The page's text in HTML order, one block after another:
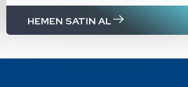
HEMEN SATIN AL